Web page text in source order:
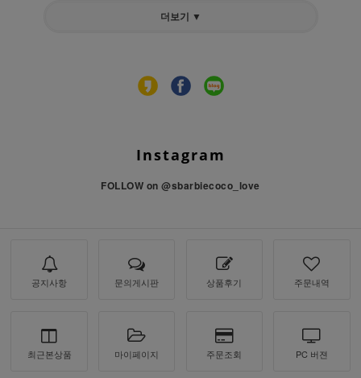
더보기 ▼
Instagram
FOLLOW on @sbarbiecoco_love
공지사항 문의게시판 상품후기 주문내역
최근본상품 마이페이지 주문조회 PC 버젼